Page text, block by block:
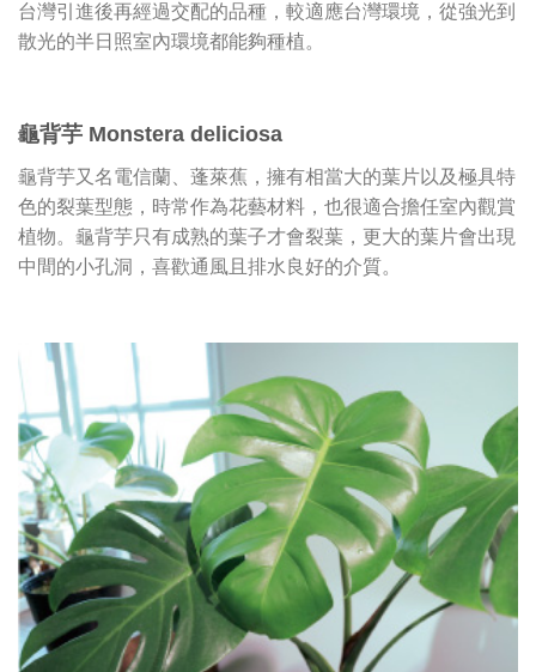
台灣引進後再經過交配的品種，較適應台灣環境，從強光到
散光的半日照室內環境都能夠種植。
龜背芋 Monstera deliciosa
龜背芋又名電信蘭、蓬萊蕉，擁有相當大的葉片以及極具特
色的裂葉型態，時常作為花藝材料，也很適合擔任室內觀賞
植物。龜背芋只有成熟的葉子才會裂葉，更大的葉片會出現
中間的小孔洞，喜歡通風且排水良好的介質。